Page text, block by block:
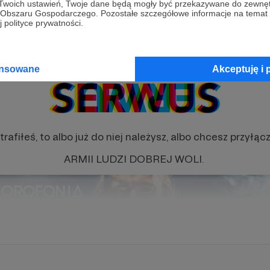
ustawień, Twoje dane będą mogły być przekazywane do
Gospodarczego. Pozostałe szczegółowe informacje na
prywatności.
Akceptuję i
to albo już do niej należysz, albo chcesz
ARMII LUDZI DOBREJ WOLI.